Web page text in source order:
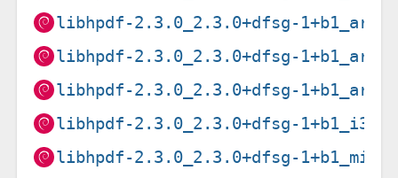
libhpdf-2.3.0_2.3.0+dfsg-
libhpdf-2.3.0_2.3.0+dfsg-
libhpdf-2.3.0_2.3.0+dfsg-
libhpdf-2.3.0_2.3.0+dfsg-
libhpdf-2.3.0_2.3.0+dfsg-